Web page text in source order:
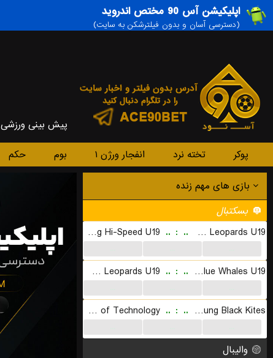
اپلیکیشن آس 90 مختص اندروید
(دسترسی آسان و بدون فیلترشکن به سایت)
پیش بینی ورزشی
پوکر تخته نرد انفجار ورژن ۱ بوم حکم
بازی های مهم زنده
بسکتبال
Shandong Hi-Speed U19
.. : .. Liaoning Flying Leopards U19
Shenzhen Leopards U19 .. : .. Sichuan Blue Whales U19
Lee Ming Institute of Technology .. : .. Keelung Black Kites
والیبال